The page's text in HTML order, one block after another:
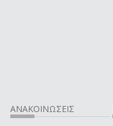
ΑΝΑΚΟΙΝΩΣΕΙΣ